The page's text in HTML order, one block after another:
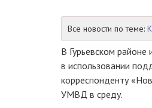
Все новости по теме:
В Гурьевском
в использовании
корреспонденту
УМВД в среду.